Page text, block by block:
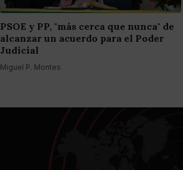
PSOE y PP, "más cerca que nunca" de
alcanzar un acuerdo para el Poder
Judicial
Miguel P. Montes